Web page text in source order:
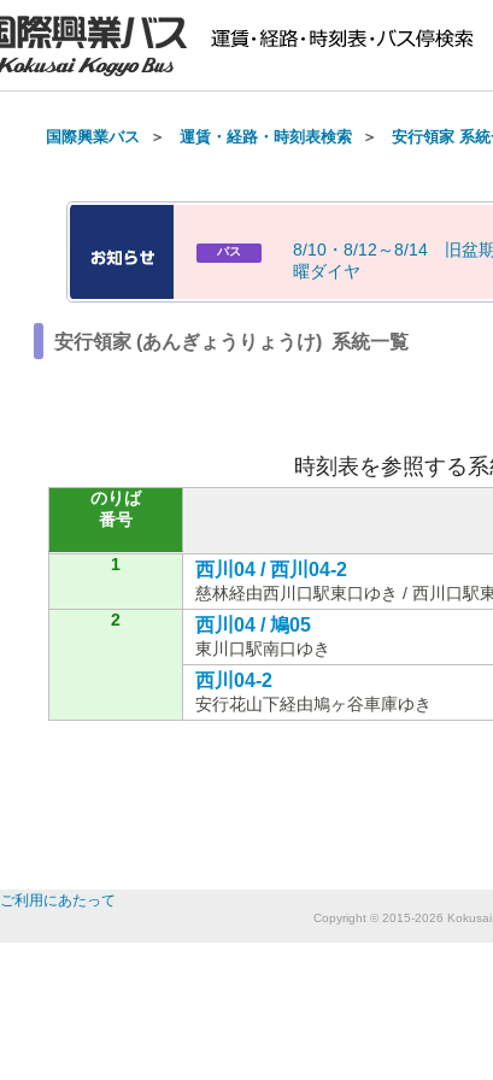
国際興業バス ＞ 運賃・経路・時刻表検索 ＞ 安行領家 系
バス 8/10 ・ 8/1 2 ～8/14 旧盆期
曜ダイヤ
安行領家 (あんぎょうりょうけ) 系統一覧
時刻表を参照する
のりば
番号
1 西川04 / 西川04-2
慈林経由西川口駅東口ゆき / 西川口駅
2
西川04 / 鳩05
東川口駅南口ゆき
西川04-2
安行花山下経由鳩ヶ谷車庫ゆき
ご利用にあたって
Copyright © 2015-2026